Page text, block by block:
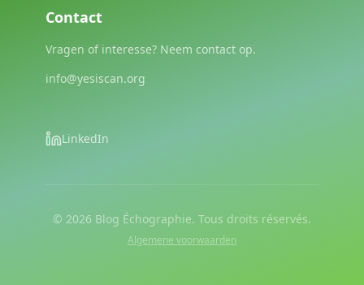
Contact
Vragen of interesse? Neem contact op.
info@yesiscan.org
LinkedIn
© 2026 Blog Échographie. Tous droits réservés.
Algemene voorwaarden